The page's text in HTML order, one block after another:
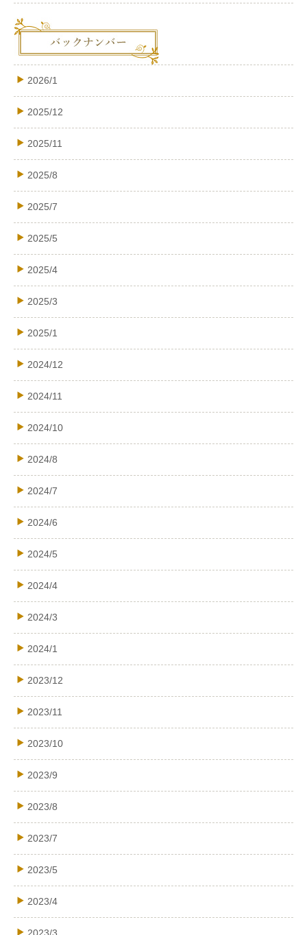
2026/1
2025/12
2025/11
2025/8
2025/7
2025/5
2025/4
2025/3
2025/1
2024/12
2024/11
2024/10
2024/8
2024/7
2024/6
2024/5
2024/4
2024/3
2024/1
2023/12
2023/11
2023/10
2023/9
2023/8
2023/7
2023/5
2023/4
2023/3